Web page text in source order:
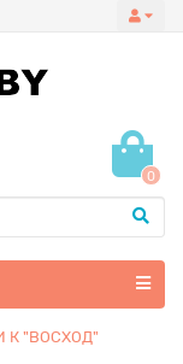
0
К "ВОСХОД"